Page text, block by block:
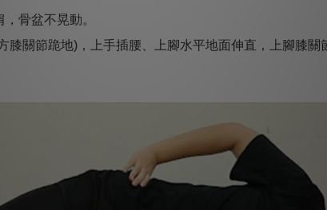
骨盆不晃動。
關節跪地)，上手插腰、上腳水平地面伸直，上腳膝關